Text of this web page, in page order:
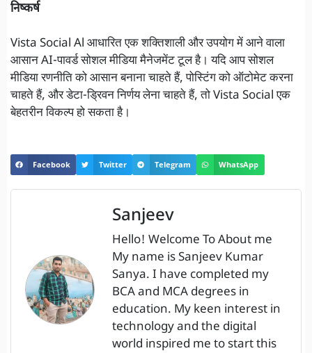
निष्कर्ष
Vista Social Al आधारित एक शक्तिशाली और उपयोग में आने वाला
आसान AI-पावर्ड सोशल मीडिया मैनेजमेंट टूल है। यदि आप सोशल
मीडिया रणनीति को आसान बनाना चाहते हैं, पोस्टिंग को ऑटोमेट करना
चाहते हैं, और डेटा-ड्रिवन निर्णय लेना चाहते हैं, तो Vista Social एक
बेहतरीन विकल्प हो सकता है।
Facebook Twitter Telegram WhatsApp
Sanjeev
Hello! Welcome To About me
My name is Sanjeev Kumar
Sanya. I have completed my
BCA and MCA degrees in
education. My keen interest in
technology and the digital
world inspired me to start this